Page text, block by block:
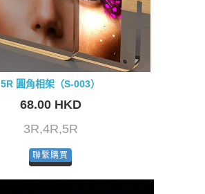
5R 圓角相架（S-003）
68.00 HKD
3R,4R,5R
聯繫購買